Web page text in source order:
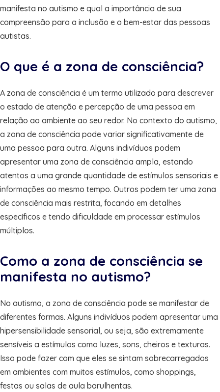
manifesta no autismo e qual a importância de sua
compreensão para a inclusão e o bem-estar das pessoas
autistas.
O que é a zona de consciência?
A zona de consciência é um termo utilizado para descrever
o estado de atenção e percepção de uma pessoa em
relação ao ambiente ao seu redor. No contexto do autismo,
a zona de consciência pode variar significativamente de
uma pessoa para outra. Alguns indivíduos podem
apresentar uma zona de consciência ampla, estando
atentos a uma grande quantidade de estímulos sensoriais e
informações ao mesmo tempo. Outros podem ter uma zona
de consciência mais restrita, focando em detalhes
específicos e tendo dificuldade em processar estímulos
múltiplos.
Como a zona de consciência se
manifesta no autismo?
No autismo, a zona de consciência pode se manifestar de
diferentes formas. Alguns indivíduos podem apresentar uma
hipersensibilidade sensorial, ou seja, são extremamente
sensíveis a estímulos como luzes, sons, cheiros e texturas.
Isso pode fazer com que eles se sintam sobrecarregados
em ambientes com muitos estímulos, como shoppings,
festas ou salas de aula barulhentas.